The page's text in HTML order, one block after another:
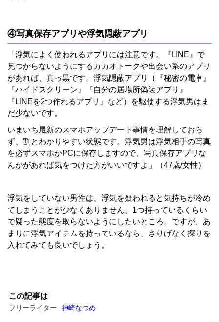
④写真保存アプリや浮気隠蔽アプリ
「浮気によく使われるアプリには注意です。『LINE』で
見つからないようにするカカオトークや出会い系のアプリ
があれば、真っ黒です。浮気隠蔽アプリ（『秘密の電卓』
『ハイドスクリーン』『自分の居場所偽装アプリ』
『LINEを2つ作れるアプリ』など）を駆使する浮気男はま
だ少ないです。
いまいち最新のスマホアップデート事情を理解しておら
ず、割とわかりやすい状態です。浮気男は浮気相手の写真
を必ずスマホかPCに保存しますので、写真保存アプリな
んかがあれば気をつけた方がいいですよ」（47歳/女性）
浮気をしていない男性は、浮気を疑われると気持ちが冷め
てしまうことが少なくありません。1つ持っているくらい
で疑った態度を取らないようにしたいところ。ですが、あ
まりに浮気アイテムを持っているなら、さりげなく探りを
入れてみても良いでしょう。
この記事は
フリーライター 神崎なつめ